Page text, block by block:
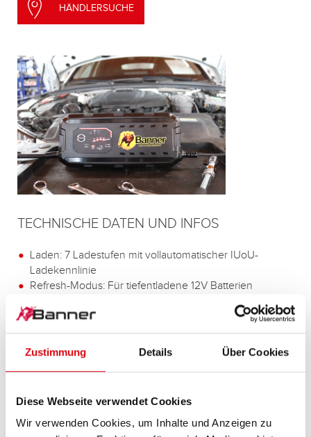
Zustimmung Details Über Cookies
Diese Webseite verwendet Cookies
Wir verwenden Cookies, um Inhalte und Anzeigen zu
HÄNDLERSUCHE
TECHNISCHE DATEN UND INFOS
Laden: 7 Ladestufen mit vollautomatischer IUoU-
Ladekennlinie
Refresh-Modus: Für tiefentladene 12V Batterien
16V Boost-Programm: Für gebrauchte Batterien,
ausgenommen Lithiumtechnologie LiFePO4 = LFP
Versorgungsmodus: Gegen den Verlust von
Fahrzeugdaten beim Batteriewechsel
Selbsterkennende Vorwahl der Batteriespannung: Bei
Schutzfunktion: Gegen Überladung, Überhitzung,
Verpolung und Kurzschluss